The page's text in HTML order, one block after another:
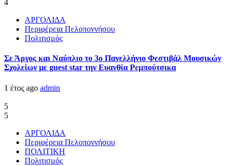
4
ΑΡΓΟΛΙΔΑ
Περιφέρεια Πελοποννήσου
Πολιτισμός
Σε Άργος και Ναύπλιο το 3ο Πανελλήνιο Φεστιβάλ Μουσικών
Σχολείων με guest star την Ευανθία Ρεμπούτσικα
1 έτος ago admin
5
5
ΑΡΓΟΛΙΔΑ
Περιφέρεια Πελοποννήσου
ΠΟΛΙΤΙΚΗ
Πολιτισμός